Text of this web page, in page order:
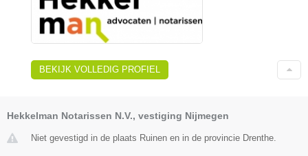
BEKIJK VOLLEDIG PROFIEL
Hekkelman Notarissen N.V., vestiging Nijmegen
Niet gevestigd in de plaats Ruinen en in de provincie Drenthe.